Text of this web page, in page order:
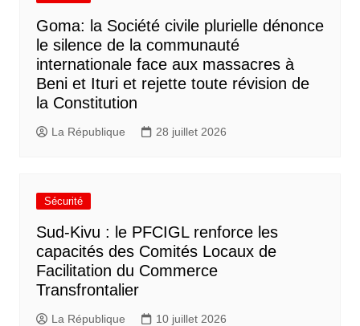
Goma: la Société civile plurielle dénonce
le silence de la communauté
internationale face aux massacres à
Beni et Ituri et rejette toute révision de
la Constitution
La République 28 juillet 2026
Sécurité
Sud-Kivu : le PFCIGL renforce les
capacités des Comités Locaux de
Facilitation du Commerce
Transfrontalier
La République 10 juillet 2026